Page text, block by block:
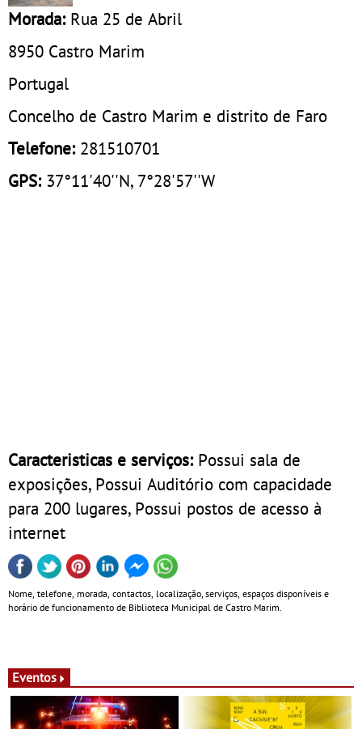
Morada: Rua 25 de Abril
8950 Castro Marim
Portugal
Concelho de Castro Marim e distrito de Faro
Telefone: 281510701
GPS:37°11'40''N, 7°28'57''W
Caracteristicas e serviços: Possui sala de
exposições, Possui Auditório com capacidade
para 200 lugares, Possui postos de acesso à
internet
Nome, telefone, morada, contactos, localização, serviços, espaços disponíveis e
horário de funcionamento de Biblioteca Municipal de Castro Marim.
Eventos